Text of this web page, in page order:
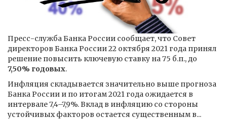
Пресс-служба Банка России сообщает, что Совет
директоров Банка России 22 октября 2021 года принял
решение повысить ключевую ставку на 75 б.п., до
7,50% годовых.
Инфляция складывается значительно выше прогноза
Банка России и по итогам 2021 года ожидается в
интервале 7,4–7,9%. Вклад в инфляцию со стороны
устойчивых факторов остается существенным в...